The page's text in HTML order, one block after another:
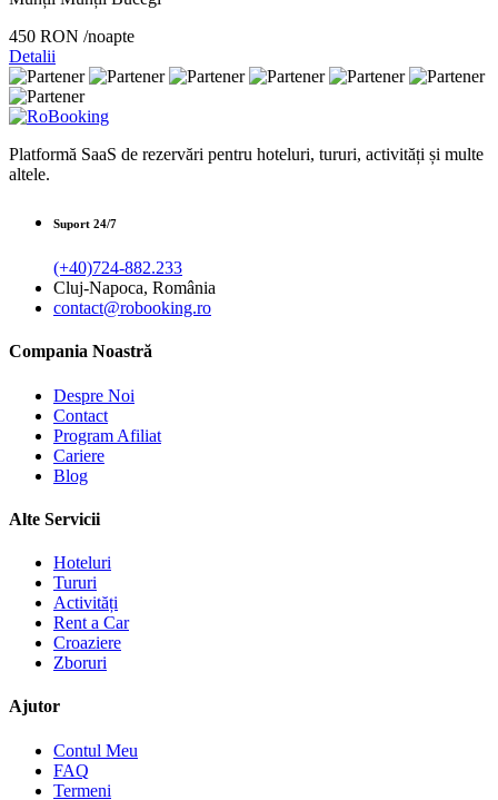
450 RON /noapte
Detalii
Platformă SaaS de rezervări pentru hoteluri, tururi, activități și multe
altele.
Suport 24/7
(+40)724-882.233
Cluj-Napoca, România
contact@robooking.ro
Compania Noastră
Despre Noi
Contact
Program Afiliat
Cariere
Blog
Alte Servicii
Hoteluri
Tururi
Activități
Rent a Car
Croaziere
Zboruri
Ajutor
Contul Meu
FAQ
Termeni